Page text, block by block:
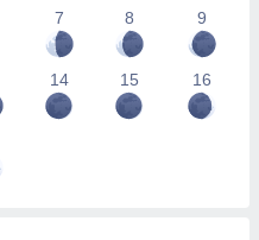
7
8 9
14 15 16